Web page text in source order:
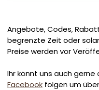
Angebote, Codes,
begrenzte Zeit oder
Preise werden vor
Ihr könnt uns auch gerne
Facebook folgen um